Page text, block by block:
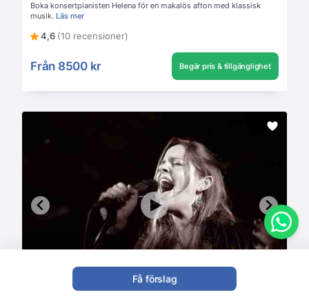
Boka konsertpianisten Helena för en makalös afton med klassisk
musik. Läs mer
4,6 (10 recensioner)
Från 8500 kr Begär pris & tillgänglighet
Få förslag